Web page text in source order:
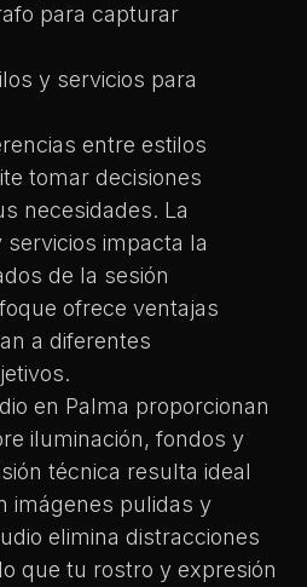
para capturar
y servicios para
entre estilos
tomar decisiones
necesidades. La
impacta la
de la sesión
ofrece ventajas
a diferentes
en Palma proporcionan
iluminación, fondos y
técnica resulta ideal
imágenes pulidas y
elimina distracciones
que tu rostro y expresión